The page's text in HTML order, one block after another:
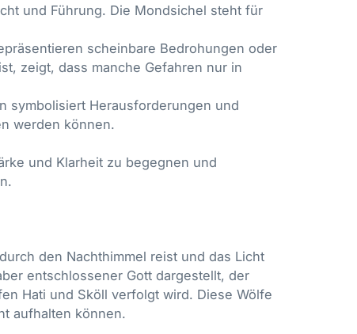
und Führung. Die Mondsichel steht für
scheinbare Bedrohungen oder
zeigt, dass manche Gefahren nur in
symbolisiert Herausforderungen und
werden können.
und Klarheit zu begegnen und
den Nachthimmel reist und das Licht
entschlossener Gott dargestellt, der
Hati und Sköll verfolgt wird. Diese Wölfe
aufhalten können.